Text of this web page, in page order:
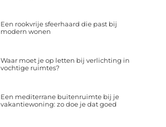
Een rookvrije sfeerhaard die past bij
modern wonen
Waar moet je op letten bij verlichting in
vochtige ruimtes?
Een mediterrane buitenruimte bij je
vakantiewoning: zo doe je dat goed